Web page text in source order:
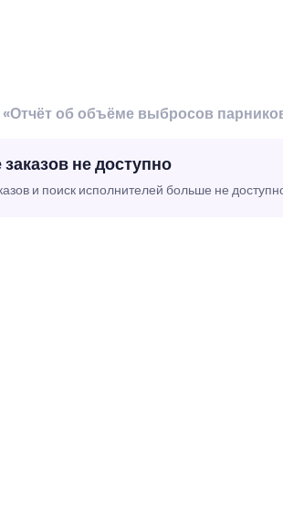
об объёме выбросов
не доступно
и поиск исполнителей больше не